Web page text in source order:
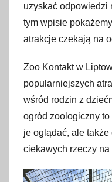
a
2
0
4
uzyskać odpowiedzi
tym wpisie
atrakcje czekają na
Zoo Kontakt w
popularniejszych
wśród rodzin z
ogród zoologiczny
je oglądać, ale
ciekawych rzeczy na